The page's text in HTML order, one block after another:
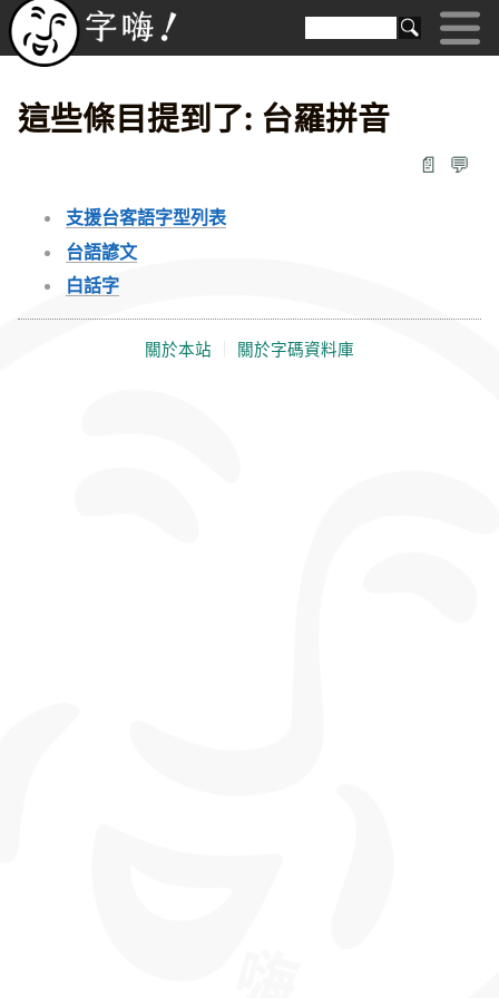
這些條目提到了: 台羅拼音
📄 💬
支援台客語字型列表
台語諺文
白話字
關於本站 關於字碼資料庫